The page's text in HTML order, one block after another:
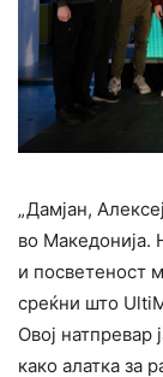
„Дамјан,
во Македонија.
и посветеност
среќни што
Овој натпревар
како алатка за